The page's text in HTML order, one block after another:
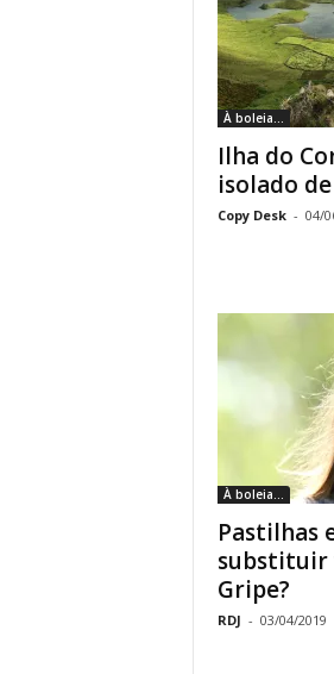
À boleia...
Ilha do
isolado
Copy Desk - 04/
À boleia...
Pastilhas
substituir
Gripe?
RDJ - 03/04/2019